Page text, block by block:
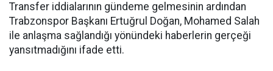
Transfer iddialarının gündeme gelmesinin ardından
Trabzonspor Başkanı Ertuğrul Doğan, Mohamed Salah
ile anlaşma sağlandığı yönündeki haberlerin gerçeği
yansıtmadığını ifade etti.